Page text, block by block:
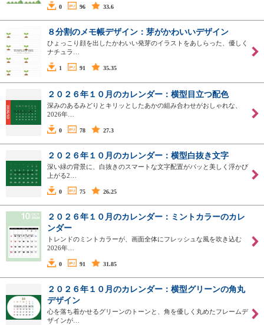
0 96 33.6
８分割のメモ帳デザイン：芽がかわいいデザイン
ひょっこり顔を出したかわいい発芽のイラストをあしらった、優しく
ナチュラ…
1 91 35.35
２０２６年１０月のカレンダー：横型目立つ配色
深みのあるみどりとキリッとしたあかの組み合わせがおしゃれな、
2026年…
0 78 27.3
２０２６年１０月のカレンダー：横型白抜き文字
深い緑の背景に、白抜きのスマートな文字配置がパッと美しく浮かび
上がる2…
0 75 26.25
２０２６年１０月のカレンダー：ミントカラーのカレ
ンダー
トレンドのミントカラーが、画面全体にフレッシュな風を吹き込む
2026年…
0 91 31.85
２０２６年１０月のカレンダー：横型グリーンの角丸
デザイン
心を落ち着かせるグリーンのトーンと、角を優しく丸めたフレームデ
ザインが…